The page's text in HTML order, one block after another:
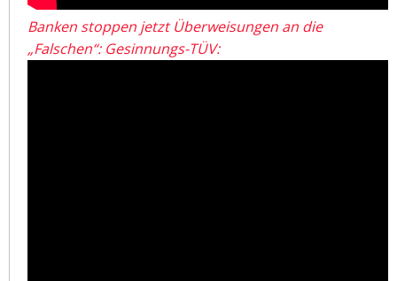
Banken stoppen jetzt Überweisungen an die
„Falschen“: Gesinnungs-TÜV: